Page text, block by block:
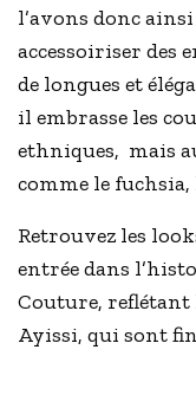
l’avons donc
accessoiriser des
de longues et
il embrasse les
ethniques, mais
comme le fuchsia,
Retrouvez les
entrée dans
Couture, reflétant
Ayissi, qui sont